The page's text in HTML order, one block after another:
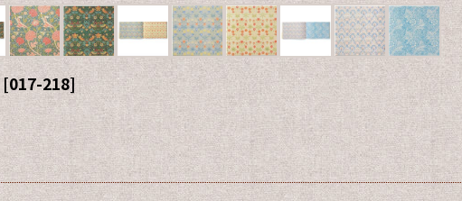
[017-218]